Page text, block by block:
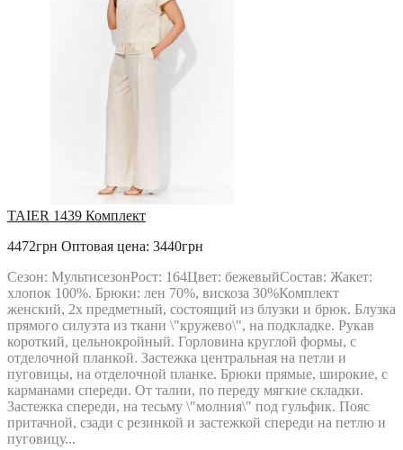
TAIER 1439 Комплект
4472грн Оптовая цена: 3440грн
Сезон: МультисезонРост: 164Цвет: бежевыйСостав: Жакет:
хлопок 100%. Брюки: лен 70%, вискоза 30%Комплект
женский, 2х предметный, состоящий из блузки и брюк. Блузка
прямого силуэта из ткани \"кружево\", на подкладке. Рукав
короткий, цельнокройный. Горловина круглой формы, с
отделочной планкой. Застежка центральная на петли и
пуговицы, на отделочной планке. Брюки прямые, широкие, с
карманами спереди. От талии, по переду мягкие складки.
Застежка спереди, на тесьму \"молния\" под гульфик. Пояс
притачной, сзади с резинкой и застежкой спереди на петлю и
пуговицу...